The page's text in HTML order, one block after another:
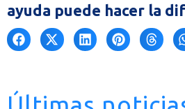
ayuda puede hacer la